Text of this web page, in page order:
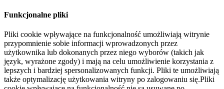
Funkcjonalne pliki
Pliki cookie wpływające na funkcjonalność umożliwiają witrynie
przypomnienie sobie informacji wprowadzonych przez
użytkownika lub dokonanych przez niego wyborów (takich jak
język, wyrażone zgody) i mają na celu umożliwienie korzystania z
lepszych i bardziej spersonalizowanych funkcji. Pliki te umożliwiają
także optymalizację użytkowania witryny po zalogowaniu się.Pliki